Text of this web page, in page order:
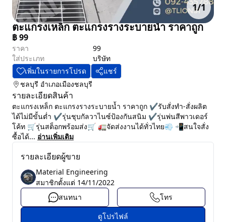
1/1
ตะแกรงเหล็ก ตะแกรงรางระบายน้ำ ราคาถูก
฿99
ราคา
99
ใส่ประเภท
บริษัท
เพิ่มในรายการโปรด
แชร์
ชลบุรี อำเภอเมืองชลบุรี
รายละเอียดสินค้า
ตะแกรงเหล็ก ตะแกรงรางระบายน้ำ ราคาถูก ✔รับสั่งทำ-สั่งผลิต
ได้ไม่มีขั้นต่ำ ✔รุ่นชุบกัลวาไนซ์ป้องกันสนิม ✔รุ่นพ่นสีพาวเดอร์
โค้ท 🛒รุ่นสต็อกพร้อมส่ง🛒 🚛จัดส่งงานได้ทั่วไทย💨 📲สนใจสั่ง
ซื้อได้... อ่านเพิ่มเติม
รายละเอียดผู้ขาย
Material Engineering
สมาชิกตั้งแต่ 14/11/2022
สนทนา
โทร
ดูโปรไฟล์